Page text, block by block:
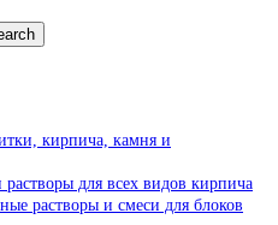
кирпича, камня и
для всех видов кирпича
растворы и смеси для блоков